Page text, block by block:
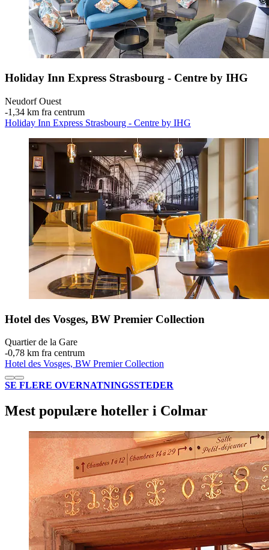
Holiday Inn Express Strasbourg - Centre by IHG
Neudorf Ouest
‐1,34 km fra centrum
Holiday Inn Express Strasbourg - Centre by IHG
Hotel des Vosges, BW Premier Collection
Quartier de la Gare
‐0,78 km fra centrum
Hotel des Vosges, BW Premier Collection
SE FLERE OVERNATNINGSSTEDER
Mest populære hoteller i Colmar